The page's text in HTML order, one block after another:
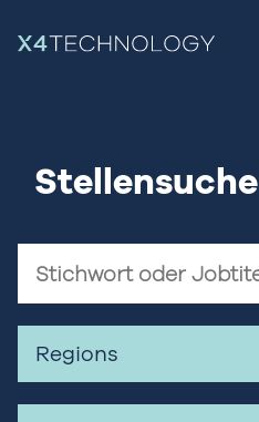
Stellensuche
Regions